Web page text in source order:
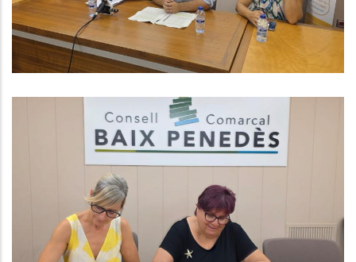
S. socials
El Consell Comarcal Del Baix
Penedès I L’Ajuntament Del
Vendrell Signen Un Conveni Per
Impulsar Els Casals Inclusius
Aquest Estiu
Educació